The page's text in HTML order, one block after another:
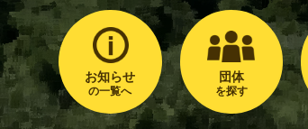
お知らせ
の一覧へ
団体
を探す